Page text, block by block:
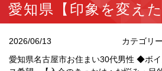
愛知県【印象を変えた
2026/06/13 カテゴリ
愛知県名古屋市お住まい30代男性 ◆ボ